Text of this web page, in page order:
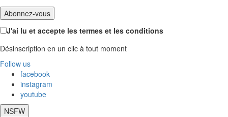
J'ai lu et accepte les termes et les conditions
Désinscription en un clic à tout moment
Follow us
facebook
instagram
youtube
NSFW